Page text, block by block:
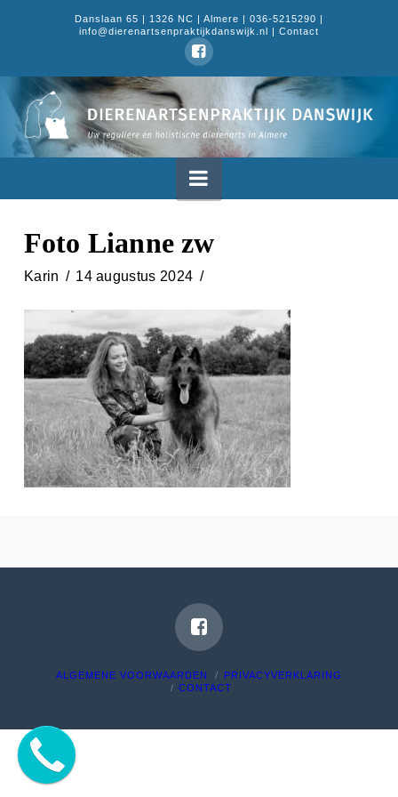
Danslaan 65 | 1326 NC | Almere | 036-5215290 |
info@dierenartsenpraktijkdanswijk.nl | Contact
Dierenartsenpraktijk
Danswijk
Navigation
Foto Lianne zw
Karin 14 augustus 2024
ALGEMENE VOORWAARDEN
PRIVACYVERKLARING
CONTACT